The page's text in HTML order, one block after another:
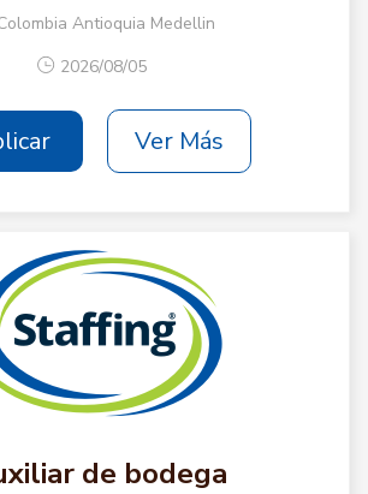
Antioquia Medellin
2026/08/05
Ver Más
de bodega